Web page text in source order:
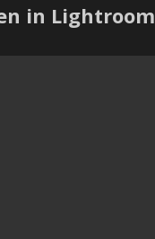
in Lightroom